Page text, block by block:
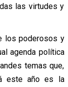
las virtudes y
los poderosos y
agenda política
temas que,
este año es la